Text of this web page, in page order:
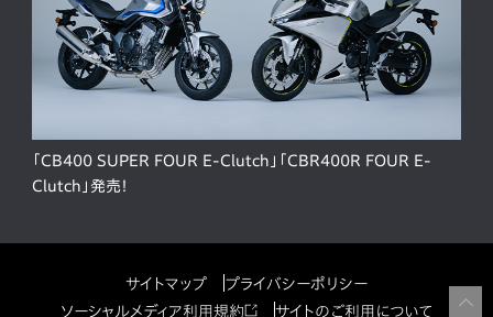
「CB400 SUPER FOUR E-Clutch」「CBR400R FOUR E-
Clutch」発売！
サイトマップ
プライバシーポリシー
ソーシャルメディア利用規約
サイトのご利用について